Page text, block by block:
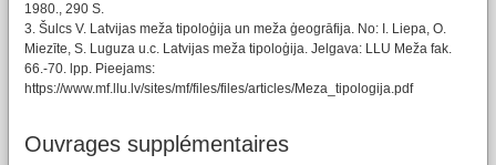
1980., 290 S.
3. Šulcs V. Latvijas meža tipoloģija un meža ģeogrāfija. No: I. Liepa, O.
Miezīte, S. Luguza u.c. Latvijas meža tipoloģija. Jelgava: LLU Meža fak.
66.-70. lpp. Pieejams:
https://www.mf.llu.lv/sites/mf/files/files/articles/Meza_tipologija.pdf
Ouvrages supplémentaires